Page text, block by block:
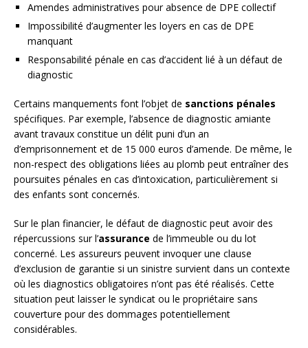
Amendes administratives pour absence de DPE collectif
Impossibilité d’augmenter les loyers en cas de DPE
manquant
Responsabilité pénale en cas d’accident lié à un défaut de
diagnostic
Certains manquements font l’objet de sanctions pénales
spécifiques. Par exemple, l’absence de diagnostic amiante
avant travaux constitue un délit puni d’un an
d’emprisonnement et de 15 000 euros d’amende. De même, le
non-respect des obligations liées au plomb peut entraîner des
poursuites pénales en cas d’intoxication, particulièrement si
des enfants sont concernés.
Sur le plan financier, le défaut de diagnostic peut avoir des
répercussions sur l’assurance de l’immeuble ou du lot
concerné. Les assureurs peuvent invoquer une clause
d’exclusion de garantie si un sinistre survient dans un contexte
où les diagnostics obligatoires n’ont pas été réalisés. Cette
situation peut laisser le syndicat ou le propriétaire sans
couverture pour des dommages potentiellement
considérables.